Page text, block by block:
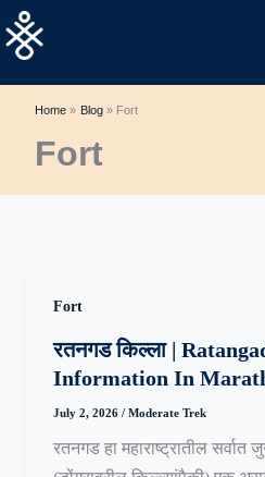
Skip
to
Home Blog Fort
Fort
Fort
रतनगड किल्ला |
Information In
July 2, 2026 / Moderate Trek
रतनगड हा महाराष्ट्रातील सर्वात